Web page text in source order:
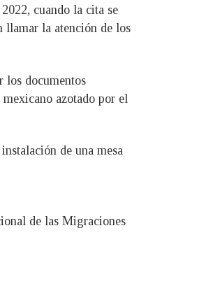
cuando la cita se
llamar la atención de los
los documentos
azotado por el
de una mesa
de las Migraciones